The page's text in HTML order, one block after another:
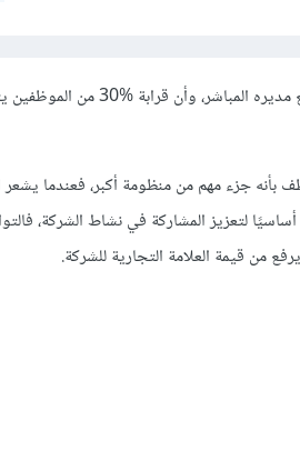
تشير الإحصاءات إلى أنّ موظفًا من بين خمسة غير راضٍ عن عدد المرات
بأنه جزء مهم من منظومة أكبر، فعندما
لتعزيز المشاركة في نشاط الشركة،
من قيمة العلامة التجارية للشركة.